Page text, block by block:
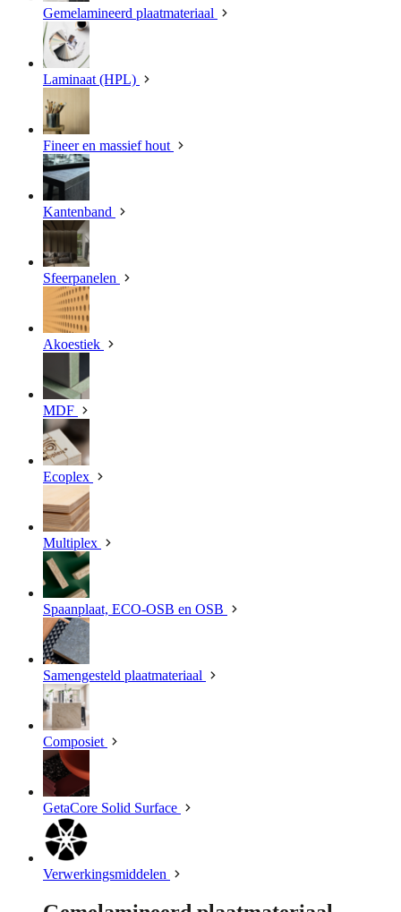
Gemelamineerd plaatmateriaal
Laminaat (HPL)
Fineer en massief hout
Kantenband
Sfeerpanelen
Akoestiek
MDF
Ecoplex
Multiplex
Spaanplaat, ECO-OSB en OSB
Samengesteld plaatmateriaal
Composiet
GetaCore Solid Surface
Verwerkingsmiddelen